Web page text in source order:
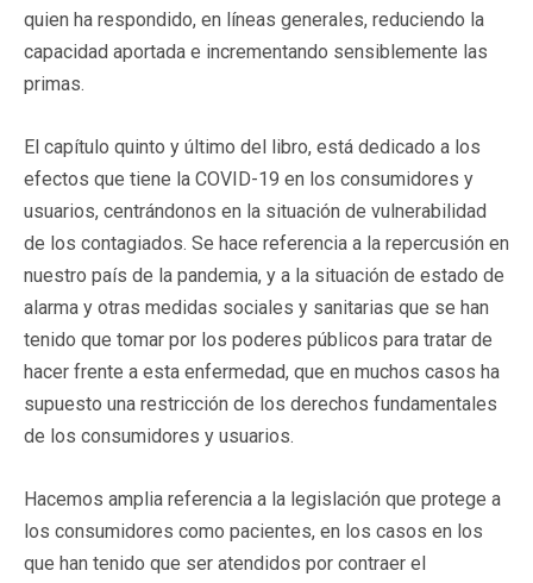
quien ha respondido, en líneas generales, reduciendo la
capacidad aportada e incrementando sensiblemente las
primas.
El capítulo quinto y último del libro, está dedicado a los
efectos que tiene la COVID-19 en los consumidores y
usuarios, centrándonos en la situación de vulnerabilidad
de los contagiados. Se hace referencia a la repercusión en
nuestro país de la pandemia, y a la situación de estado de
alarma y otras medidas sociales y sanitarias que se han
tenido que tomar por los poderes públicos para tratar de
hacer frente a esta enfermedad, que en muchos casos ha
supuesto una restricción de los derechos fundamentales
de los consumidores y usuarios.
Hacemos amplia referencia a la legislación que protege a
los consumidores como pacientes, en los casos en los
que han tenido que ser atendidos por contraer el